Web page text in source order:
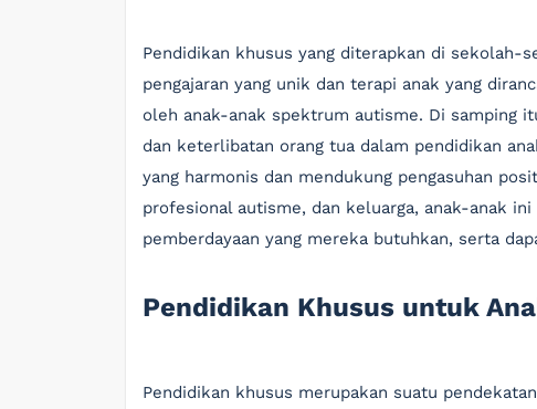
Pendidikan khusus yang diterapkan di sekolah-
pengajaran yang unik dan terapi anak yang
oleh anak-anak spektrum autisme. Di samping
dan keterlibatan orang tua dalam pendidikan
yang harmonis dan mendukung pengasuhan
profesional autisme, dan keluarga, anak-anak
pemberdayaan yang mereka butuhkan, serta
Pendidikan Khusus untuk
Pendidikan khusus merupakan suatu